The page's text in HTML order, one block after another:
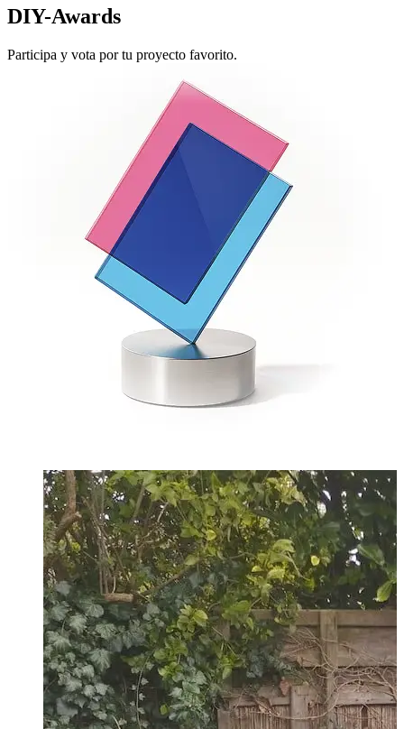
DIY-Awards
Participa y vota por tu proyecto favorito.